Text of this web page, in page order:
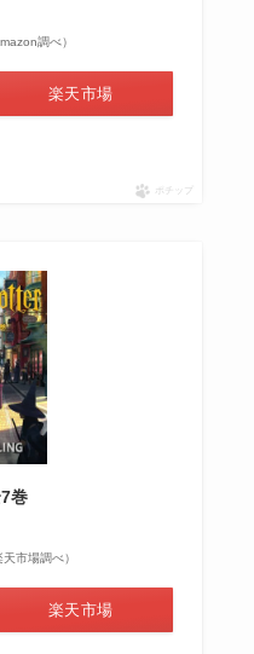
調べ）
楽天市場
ポチップ
巻
市場調べ）
楽天市場